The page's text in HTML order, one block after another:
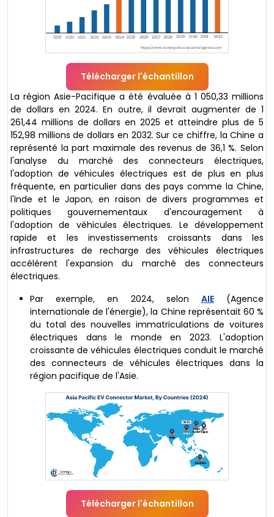
Télécharger l'échantillon
La région Asie-Pacifique a été évaluée à 1 050,33 millions
de dollars en 2024. En outre, il devrait augmenter de 1
261,44 millions de dollars en 2025 et atteindre plus de 5
152,98 millions de dollars en 2032. Sur ce chiffre, la Chine a
représenté la part maximale des revenus de 36,1 %. Selon
l'analyse du marché des connecteurs électriques,
l'adoption de véhicules électriques est de plus en plus
fréquente, en particulier dans des pays comme la Chine,
l'Inde et le Japon, en raison de divers programmes et
politiques gouvernementaux d'encouragement à
l'adoption de véhicules électriques. Le développement
rapide et les investissements croissants dans les
infrastructures de recharge des véhicules électriques
accélèrent l'expansion du marché des connecteurs
électriques.
Par exemple, en 2024, selon AIE(Agence
internationale de l'énergie), la Chine représentait 60 %
du total des nouvelles immatriculations de voitures
électriques dans le monde en 2023. L'adoption
croissante de véhicules électriques conduit le marché
des connecteurs de véhicules électriques dans la
région pacifique de l'Asie.
Télécharger l'échantillon